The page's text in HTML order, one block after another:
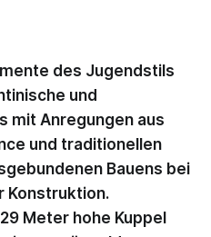
des Jugendstils
und
mit Anregungen aus
und traditionellen
Bauens bei
Konstruktion.
Meter hohe Kuppel